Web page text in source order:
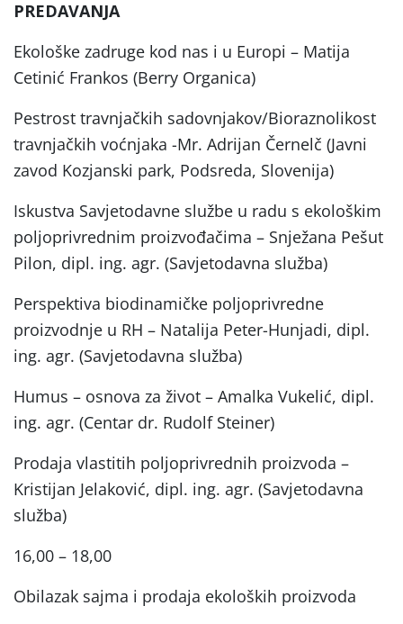
PREDAVANJA
Ekološke zadruge kod nas i u Europi – Matija
Cetinić Frankos (Berry Organica)
Pestrost travnjačkih sadovnjakov/Bioraznolikost
travnjačkih voćnjaka -Mr. Adrijan Černelč (Javni
zavod Kozjanski park, Podsreda, Slovenija)
Iskustva Savjetodavne službe u radu s ekološkim
poljoprivrednim proizvođačima – Snježana Pešut
Pilon, dipl. ing. agr. (Savjetodavna služba)
Perspektiva biodinamičke poljoprivredne
proizvodnje u RH – Natalija Peter-Hunjadi, dipl.
ing. agr. (Savjetodavna služba)
Humus – osnova za život – Amalka Vukelić, dipl.
ing. agr. (Centar dr. Rudolf Steiner)
Prodaja vlastitih poljoprivrednih proizvoda –
Kristijan Jelaković, dipl. ing. agr. (Savjetodavna
služba)
16,00 – 18,00
Obilazak sajma i prodaja ekoloških proizvoda